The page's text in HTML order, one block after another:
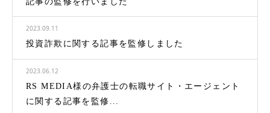
2023.09.11
投資詐欺に関する記事を監修しました
2023.06.12
RS MEDIA様の弁護士の転職サイト・エージェント
に関する記事を監修...